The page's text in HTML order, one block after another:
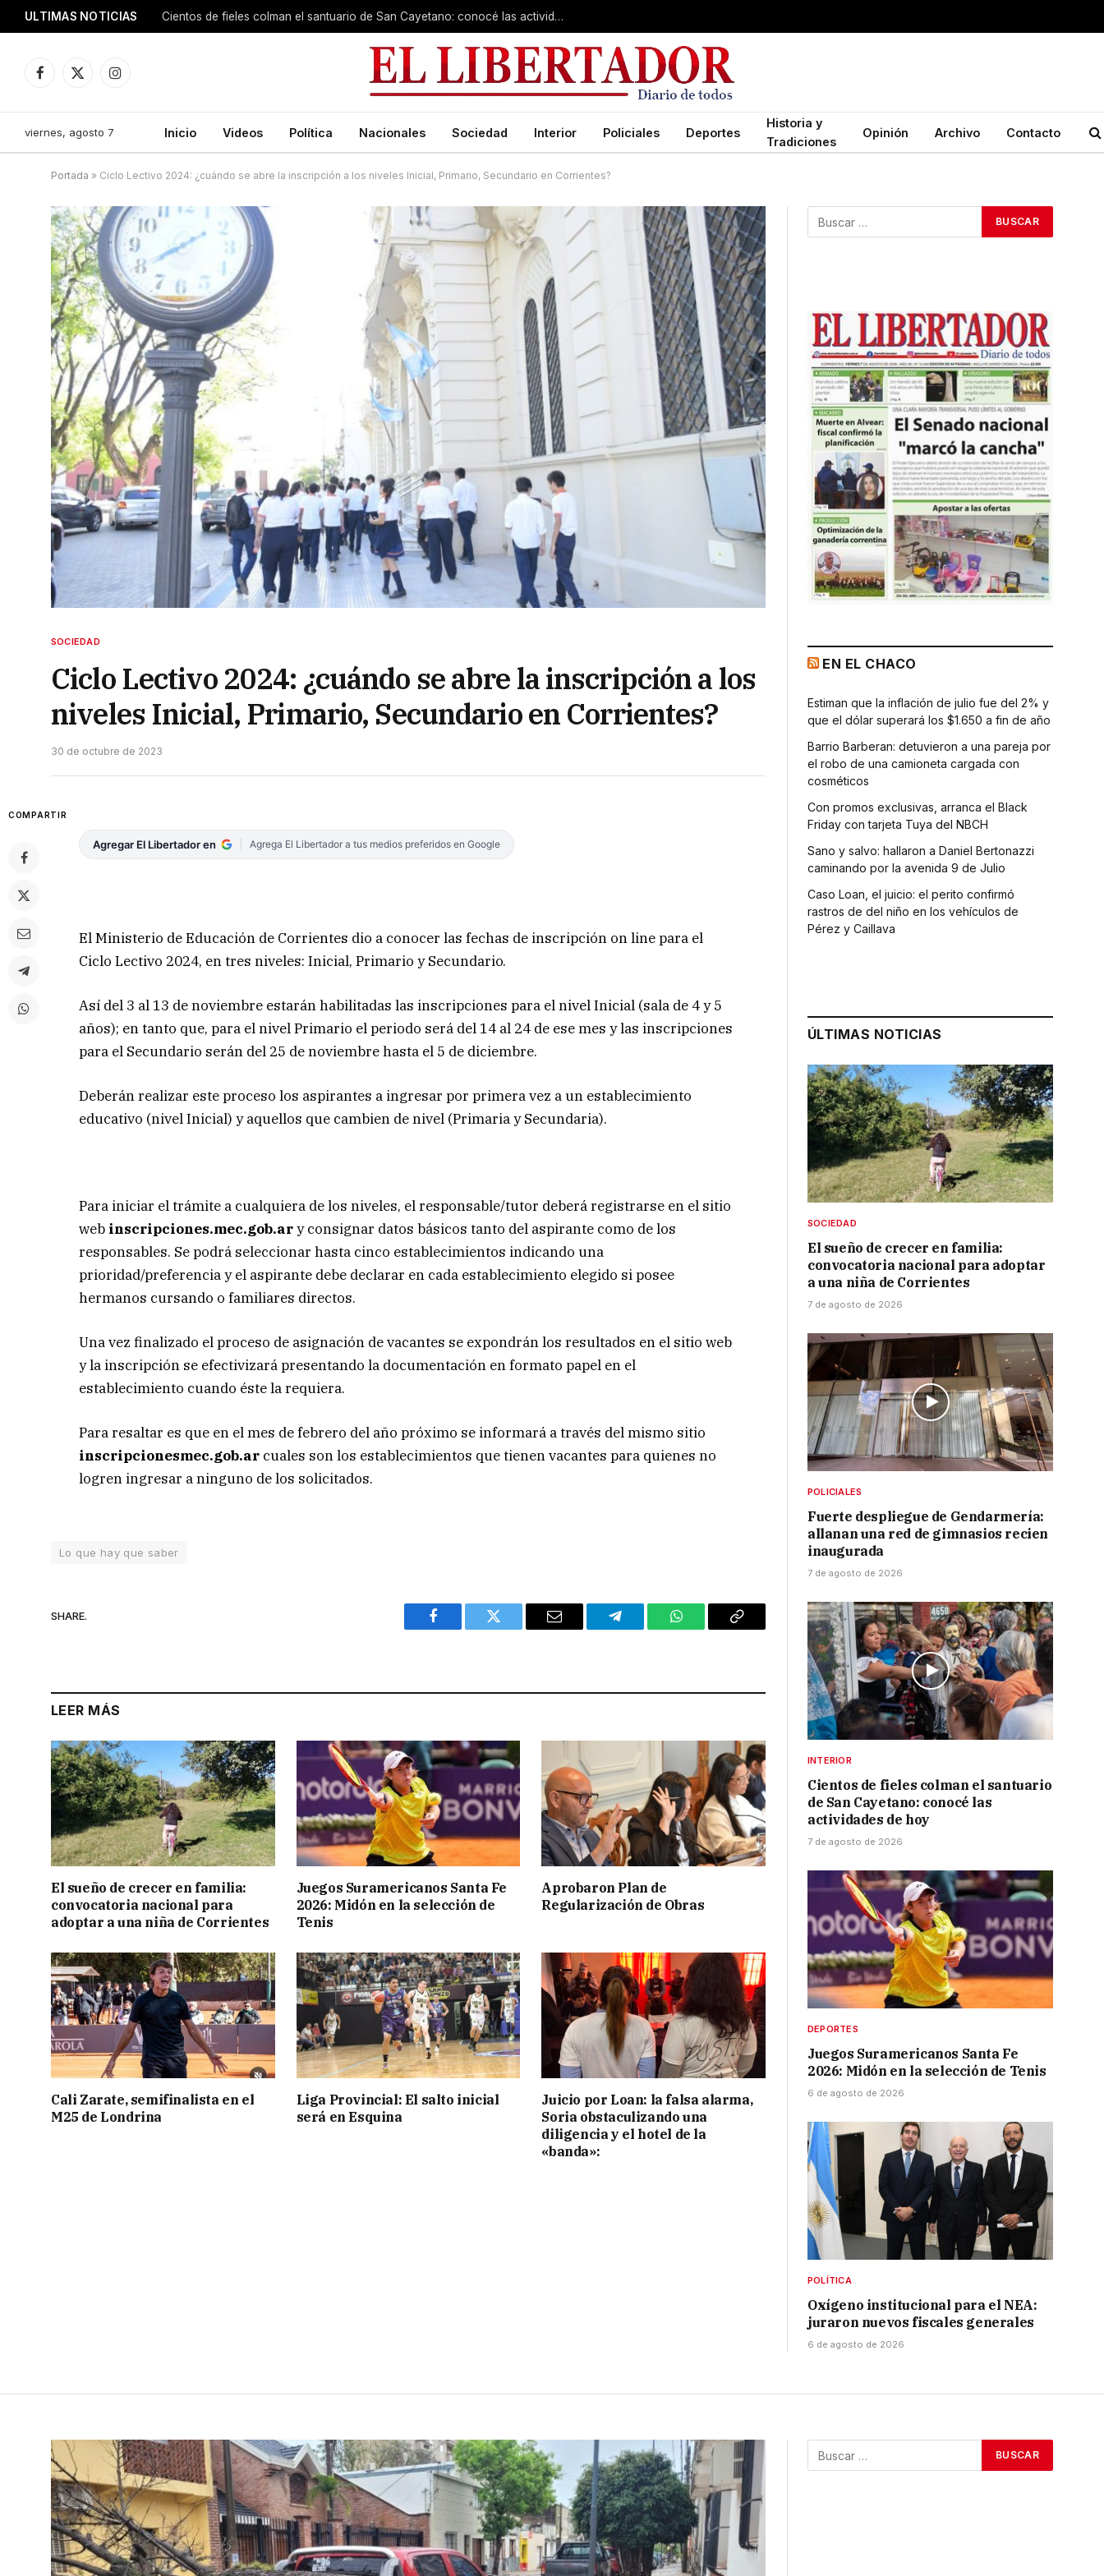
ULTIMAS NOTICIAS Cientos de fieles colman el santuario de San Cayetano: conocé las actividades de hoy
Facebook
X
Instagram
viernes, agosto 7 Inicio Videos Política Nacionales Sociedad Interior Policiales Deportes
Historia y
Tradiciones
Opinión Archivo Contacto
Portada » Ciclo Lectivo 2024: ¿cuándo se abre la inscripción a los niveles Inicial, Primario, Secundario en Corrientes?
SOCIEDAD
Ciclo Lectivo 2024: ¿cuándo se abre la inscripción a los
niveles Inicial, Primario, Secundario en Corrientes?
30 de octubre de 2023
COMPARTIR
Agregar El Libertador en Agrega El Libertador a tus medios preferidos en Google
El Ministerio de Educación de Corrientes dio a conocer las fechas de inscripción on line para el
Ciclo Lectivo 2024, en tres niveles: Inicial, Primario y Secundario.
Así del 3 al 13 de noviembre estarán habilitadas las inscripciones para el nivel Inicial (sala de 4 y 5
años); en tanto que, para el nivel Primario el periodo será del 14 al 24 de ese mes y las inscripciones
para el Secundario serán del 25 de noviembre hasta el 5 de diciembre.
Deberán realizar este proceso los aspirantes a ingresar por primera vez a un establecimiento
educativo (nivel Inicial) y aquellos que cambien de nivel (Primaria y Secundaria).
Para iniciar el trámite a cualquiera de los niveles, el responsable/tutor deberá registrarse en el sitio
web inscripciones.mec.gob.ary consignar datos básicos tanto del aspirante como de los
responsables. Se podrá seleccionar hasta cinco establecimientos indicando una
prioridad/preferencia y el aspirante debe declarar en cada establecimiento elegido si posee
hermanos cursando o familiares directos.
Una vez finalizado el proceso de asignación de vacantes se expondrán los resultados en el sitio web
y la inscripción se efectivizará presentando la documentación en formato papel en el
establecimiento cuando éste la requiera.
Para resaltar es que en el mes de febrero del año próximo se informará a través del mismo sitio
inscripcionesmec.gob.ar cuales son los establecimientos que tienen vacantes para quienes no
logren ingresar a ninguno de los solicitados.
Lo que hay que saber
SHARE.
Facebook Twitter Email Telegram WhatsAppCopy
LEER MÁS
El sueño de crecer en familia:
convocatoria nacional para
adoptar a una niña de Corrientes
Juegos Suramericanos Santa Fe
2026: Midón en la selección de
Tenis
Aprobaron Plan de
Regularización de Obras
Cali Zarate, semifinalista en el
M25 de Londrina
Liga Provincial: El salto inicial
será en Esquina
Juicio por Loan: la falsa alarma,
Soria obstaculizando una
diligencia y el hotel de la
«banda»:
EN EL CHACO
Estiman que la inflación de julio fue del 2% y
que el dólar superará los $1.650 a fin de año
Barrio Barberan: detuvieron a una pareja por
el robo de una camioneta cargada con
cosméticos
Con promos exclusivas, arranca el Black
Friday con tarjeta Tuya del NBCH
Sano y salvo: hallaron a Daniel Bertonazzi
caminando por la avenida 9 de Julio
Caso Loan, el juicio: el perito confirmó
rastros de del niño en los vehículos de
Pérez y Caillava
ÚLTIMAS NOTICIAS
SOCIEDAD
El sueño de crecer en familia:
convocatoria nacional para adoptar
a una niña de Corrientes
7 de agosto de 2026
POLICIALES
Fuerte despliegue de Gendarmería:
allanan una red de gimnasios recien
inaugurada
7 de agosto de 2026
INTERIOR
Cientos de fieles colman el santuario
de San Cayetano: conocé las
actividades de hoy
7 de agosto de 2026
DEPORTES
Juegos Suramericanos Santa Fe
2026: Midón en la selección de Tenis
6 de agosto de 2026
POLÍTICA
Oxígeno institucional para el NEA:
juraron nuevos fiscales generales
6 de agosto de 2026